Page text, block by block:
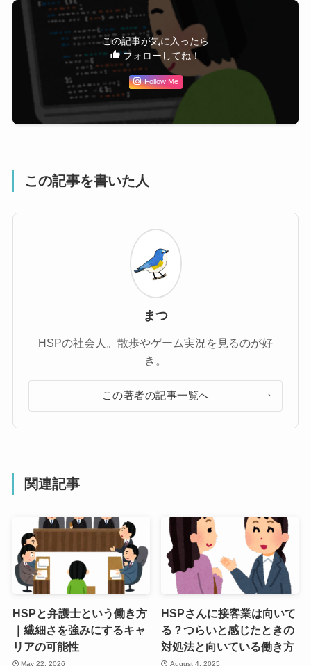
この記事が気に入ったら
フォローしてね！
Follow Me
この記事を書いた人
まつ
HSPの社会人。散歩やゲーム実況を見るのが好
き。
この著者の記事一覧へ
関連記事
HSPと弁護士という働き方
｜繊細さを強みにするキャ
リアの可能性
May 22, 2026
HSPさんに接客業は向いて
る？つらいと感じたときの
対処法と向いている働き方
August 4, 2025